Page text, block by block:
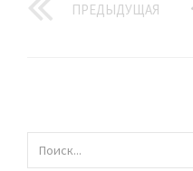
ПРЕДЫДУЩАЯ